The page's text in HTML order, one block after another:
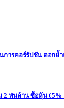
การคอร์รัปชัน ตอก
2 พันล้าน ซื้อหุ้น